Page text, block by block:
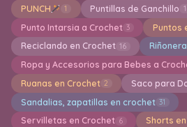
PUNCH 1 Puntillas de Ganchillo
Punto Intarsia a Crochet 3 Puntos
Reciclando en Crochet 16
Ropa y Accesorios para Bebes a
Ruanas en Crochet 2 Saco para
Sandalias, zapatillas en crochet 31
Servilletas en Crochet 6 Shorts